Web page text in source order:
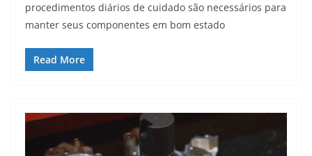
procedimentos diários de cuidado são necessários para
manter seus componentes em bom estado
Read More